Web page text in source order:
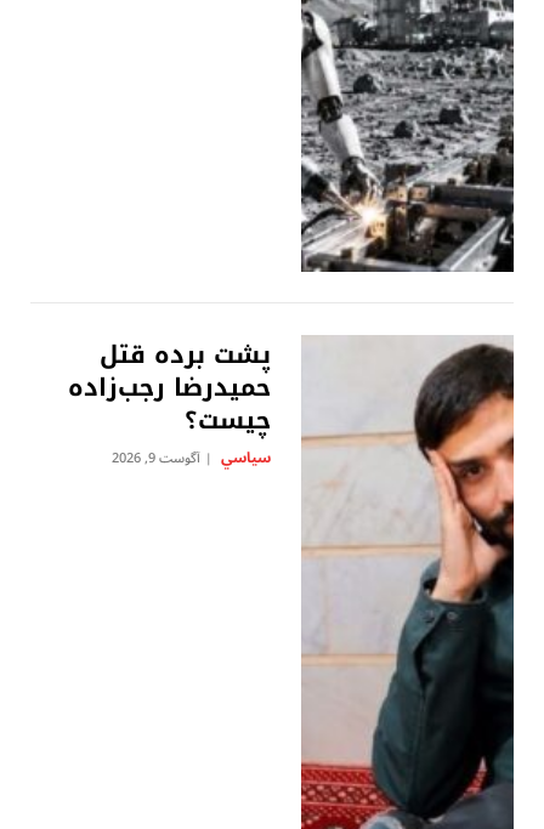
پشت برده قتل
حمیدرضا رجب‌زاده
چیست؟
سياسي آگوست 9, 2026